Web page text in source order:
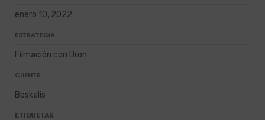
enero 10, 2022
ESTRATEGIA
Filmación con Dron
CLIENTE
Boskalis
ETIQUETAS